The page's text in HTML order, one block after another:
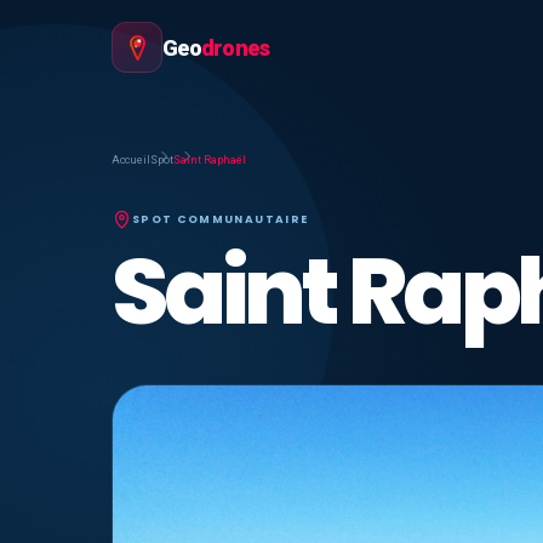
Geodrones
Accueil SpotSaint Raphaël
SPOT COMMUNAUTAIRE
Saint